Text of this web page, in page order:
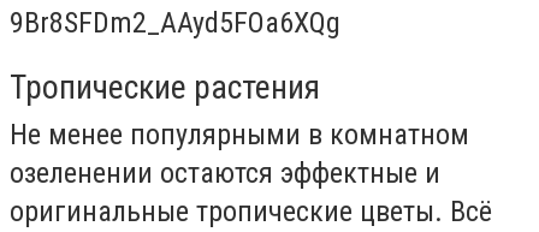
Тропические растения
Не менее популярными в комнатном
озеленении остаются эффектные и
оригинальные тропические цветы. Всё